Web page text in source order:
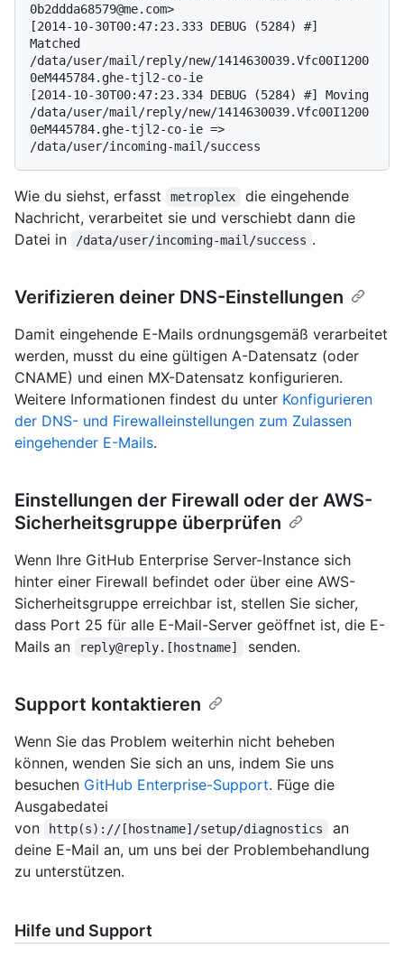
0b2ddda68579@me.com>
[2014-10-30T00:47:23.333 DEBUG (5284) #]
Matched
/data/user/mail/reply/new/1414630039.Vfc00I1200
0eM445784.ghe-tjl2-co-ie
[2014-10-30T00:47:23.334 DEBUG (5284) #] Moving
/data/user/mail/reply/new/1414630039.Vfc00I1200
0eM445784.ghe-tjl2-co-ie =>
Wie du siehst, erfasst metroplex
die eingehende
Nachricht, verarbeitet sie und verschiebt dann die
Datei in
/data/user/incoming-mail/success .
Verifizieren deiner DNS-Einstellungen
Damit eingehende E-Mails ordnungsgemäß verarbeitet
werden, musst du eine gültigen A-Datensatz (oder
CNAME) und einen MX-Datensatz konfigurieren.
Weitere Informationen findest du unter Konfigurieren
der DNS- und Firewalleinstellungen zum Zulassen
eingehender E-Mails.
Einstellungen der Firewall oder der AWS-
Sicherheitsgruppe überprüfen
Wenn Ihre GitHub Enterprise Server-Instance sich
hinter einer Firewall befindet oder über eine AWS-
Sicherheitsgruppe erreichbar ist, stellen Sie sicher,
dass Port 25 für alle E-Mail-Server geöffnet ist, die E-
Mails an
reply@reply.[hostname] senden.
Support kontaktieren
Wenn Sie das Problem weiterhin nicht beheben
können, wenden Sie sich an uns, indem Sie uns
besuchen GitHub Enterprise-Support. Füge die
Ausgabedatei
von
http(s)://[hostname]/setup/diagnostics
an
deine E-Mail an, um uns bei der Problembehandlung
zu unterstützen.
Hilfe und Support